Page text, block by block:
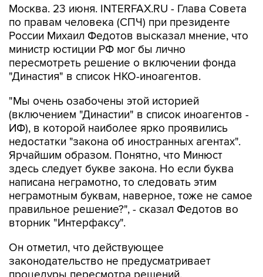
Москва. 23 июня. INTERFAX.RU - Глава Совета
по правам человека (СПЧ) при президенте
России Михаил Федотов высказал мнение, что
министр юстиции РФ мог бы лично
пересмотреть решение о включении фонда
"Династия" в список НКО-иноагентов.
"Мы очень озабочены этой историей
(включением "Династии" в список иноагентов -
ИФ), в которой наиболее ярко проявились
недостатки "закона об иностранных агентах".
Ярчайшим образом. Понятно, что Минюст
здесь следует букве закона. Но если буква
написана неграмотно, то следовать этим
неграмотным буквам, наверное, тоже не самое
правильное решение?", - сказал Федотов во
вторник "Интерфаксу".
Он отметил, что действующее
законодательство не предусматривает